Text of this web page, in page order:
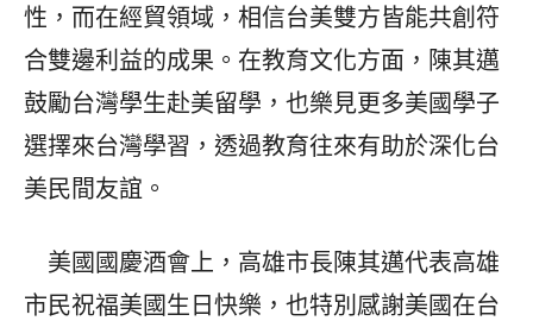
性，而在經貿領域，相信台美雙方皆能共創符
合雙邊利益的成果。在教育文化方面，陳其邁
鼓勵台灣學生赴美留學，也樂見更多美國學子
選擇來台灣學習，透過教育往來有助於深化台
美民間友誼。
美國國慶酒會上，高雄市長陳其邁代表高雄
市民祝福美國生日快樂，也特別感謝美國在台